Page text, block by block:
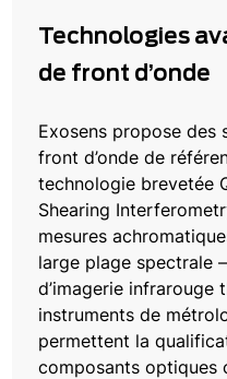
Technologies
de front d’onde
Exosens propose des
front d’onde de
technologie brevetée
Shearing
mesures
large plage spectrale
d’imagerie infrarouge
instruments de
permettent la
composants optiques